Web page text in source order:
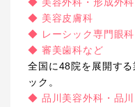
◆ 美容皮膚科
◆ レーシック専門眼科
◆ 審美歯科など
全国に48院を展開す
ック。
◆ 品川美容外科・品